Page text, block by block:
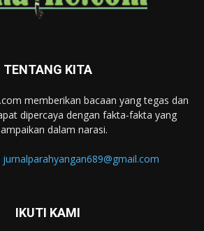
TENTANG KITA
memberikan bacaan yang tegas dan
dipercaya dengan fakta-fakta yang
dalam narasi.
jurnalparahyangan689@gmail.com
IKUTI KAMI